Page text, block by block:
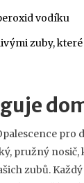
vodíku
zuby,
pro
pružný nosič,
zubů.